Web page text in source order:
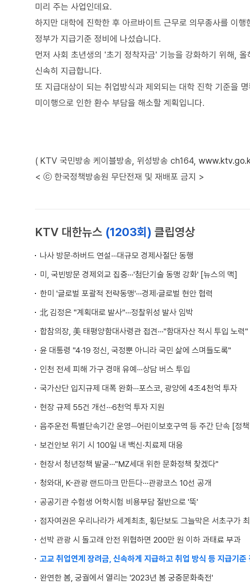
미리 주는 사업인데요.
하지만 대학에 진학한 후 아르바이트 근무로 의무종사를 이
정부가 지급기준 정비에 나섰습니다.
먼저 사회 초년생의 '초기 정착자금' 기능을 강화하기 위해,
신속히 지급합니다.
또 지급대상이 되는 취업방식과 제외되는 대학 진학 기준을
미이행으로 인한 환수 부담을 해소할 계획입니다.
( KTV 국민방송 케이블방송, 위성방송 ch164,
< ⓒ 한국정책방송원 무단전재 및 재배포 금지 >
KTV 대한뉴스 (1203회) 클립영상
나사 방문·하버드 연설···대규모 경제사절단 동행
미, 국빈방문 경제외교 집중···'첨단기술 동맹 강화' [뉴스의 맥]
한미 '글로벌 포괄적 전략동맹'···경제·글로벌 현안 협력
北 김정은 "계획대로 발사"···정찰위성 발사 임박
합참의장, 美 태평양함대사령관 접견···"함대자산 적시 투입 노력"
윤 대통령 "4·19 정신, 국정뿐 아니라 국민 삶에 스며들도록"
인천 전세 피해 가구 경매 유예···상담 버스 투입
국가산단 입지규제 대폭 완화···포스코, 광양에 4조4천억 투자
현장 규제 55건 개선···6천억 투자 지원
음주운전 특별단속기간 운영···어린이보호구역 등 주간 단속 [정
보건안보 위기 시 100일 내 백신·치료제 대응
현장서 청년정책 발굴···"MZ세대 위한 문화정책 찾겠다"
청와대, K-관광 랜드마크 만든다···관광코스 10선 공개
공공기관 수험생 어학시험 비용부담 절반으로 '뚝'
점자여권은 우리나라가 세계최초, 횡단보도 그늘막은 서초구가 최
선박 관광 시 돌고래 안전 위협하면 200만 원 이하 과태료 부과
고교 취업연계 장려금, 신속하게 지급하고 취업 방식 등 지급기준
완연한 봄, 궁궐에서 열리는 '2023년 봄 궁중문화축전'